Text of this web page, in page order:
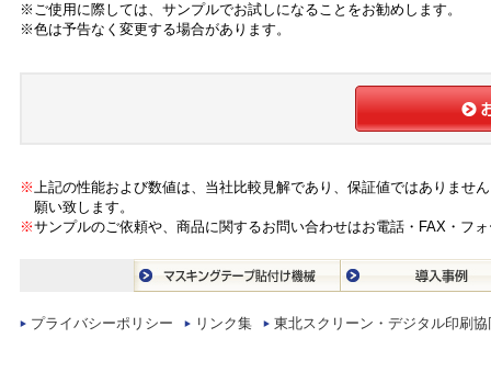
※ご使用に際しては、サンプルでお試しになることをお勧めします。
※色は予告なく変更する場合があります。
※上記の性能および数値は、当社比較見解であり、保証値ではありませ
願い致します。
※サンプルのご依頼や、商品に関するお問い合わせはお電話・FAX・フ
プライバシーポリシー リンク集 東北スクリーン・デジタル印刷協